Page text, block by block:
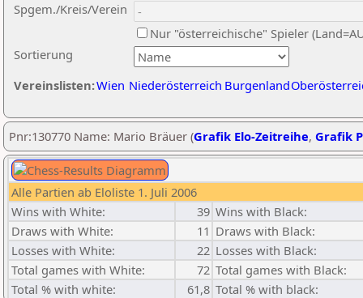
Sortierung
Spgem./Kreis/Verein
Nur "österreichische" Spieler
Vereinslisten:Wien Niederösterreich Burgenland
Pnr:130770 Name: Mario Bräuer (Grafik Elo-Zeitreihe, Grafik
Alle Partien ab Eloliste 1. Juli 2006
Wins with White:
39 Wins with Black:
Draws with White:
11 Draws with Black:
Losses with White:
22 Losses with Black:
Total games with White:
72 Total games with Black:
Total % with white:
61,8 Total % with black: